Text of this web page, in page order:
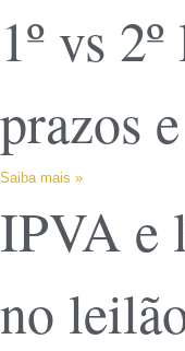
1º vs
prazos
Saiba mais »
IPVA e
no